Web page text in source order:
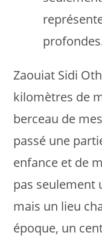
Zaouiat Sidi
kilomètres de
berceau de
passé une
enfance et de
pas seulement
mais un lieu
époque, un